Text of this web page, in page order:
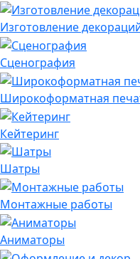
Изготовление
Сценография
Широкоформатная
Кейтеринг
Шатры
Монтажные работы
Аниматоры